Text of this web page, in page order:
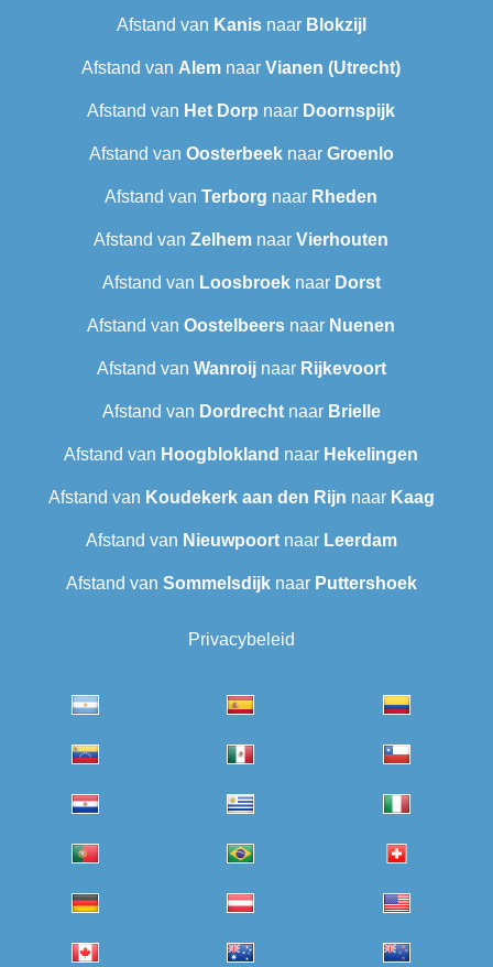
Afstand van Kanisnaar Blokzijl
Afstand van Alem naar Vianen (Utrecht)
Afstand van Het Dorp naar Doornspijk
Afstand van Oosterbeeknaar Groenlo
Afstand van Terborg naar Rheden
Afstand van Zelhem naar Vierhouten
Afstand van Loosbroeknaar Dorst
Afstand van Oostelbeers naar Nuenen
Afstand van Wanroijnaar Rijkevoort
Afstand van Dordrechtnaar Brielle
Afstand van Hoogblokland naar Hekelingen
Afstand van Koudekerk aan den Rijn naar Kaag
Afstand van Nieuwpoortnaar Leerdam
Afstand van Sommelsdijknaar Puttershoek
Privacybeleid